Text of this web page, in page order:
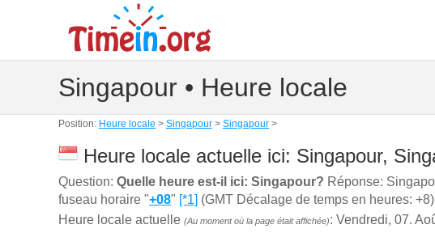
Singapour • Heure locale
Position: Heure locale > Singapour > Singapour >
Heure locale actuelle ici: Singapour,
Question: Quelle heure est-il ici: Singapour? Réponse:
fuseau horaire "+08" [*1] (GMT Décalage de temps en heures:
Heure locale actuelle (Au moment où la page était affichée): Vendredi, 07.